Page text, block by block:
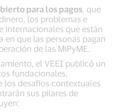
para los pagos, que
los problemas e
internacionales que están
en que las personas pagan
de las MiPyME.
el VEEI publicó un
fundacionales,
los desafíos contextuales
sus pilares de